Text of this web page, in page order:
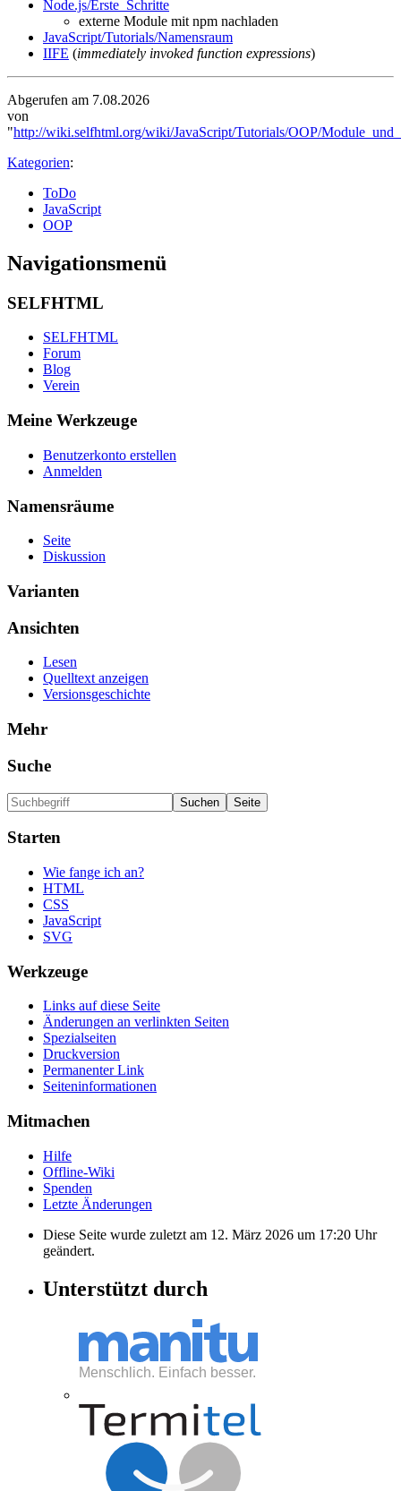
Node.js/Erste_Schritte
externe Module mit npm nachladen
JavaScript/Tutorials/Namensraum
IIFE (immediately invoked function expressions)
Abgerufen am 7.08.2026
von
"http://wiki.selfhtml.org/wiki/JavaScript/Tutorials/OOP/
Kategorien:
ToDo
JavaScript
OOP
Navigationsmenü
SELFHTML
SELFHTML
Forum
Blog
Verein
Meine Werkzeuge
Benutzerkonto erstellen
Anmelden
Namensräume
Seite
Diskussion
Varianten
Ansichten
Lesen
Quelltext anzeigen
Versionsgeschichte
Mehr
Suche
Starten
Wie fange ich an?
HTML
CSS
JavaScript
SVG
Werkzeuge
Links auf diese Seite
Änderungen an verlinkten Seiten
Spezialseiten
Druckversion
Permanenter Link
Seiten­informationen
Mitmachen
Hilfe
Offline-Wiki
Spenden
Letzte Änderungen
Diese Seite wurde zuletzt am 12. März 2026 um 17:20 Uhr
geändert.
Unterstützt durch